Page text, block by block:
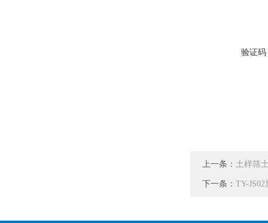
验证码
上一条： 土样筛
下一条： TY-